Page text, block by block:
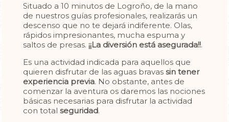
Situado a 10 minutos de Logroño, de la mano
de nuestros guías profesionales, realizarás un
descenso que no te dejará indiferente. Olas,
rápidos impresionantes, mucha espuma y
saltos de presas. ¡¡La diversión está asegurada!!.
Es una actividad indicada para aquellos que
quieren disfrutar de las aguas bravas sin tener
experiencia previa. No obstante, antes de
comenzar la aventura os daremos las nociones
básicas necesarias para disfrutar la actividad
con total seguridad.